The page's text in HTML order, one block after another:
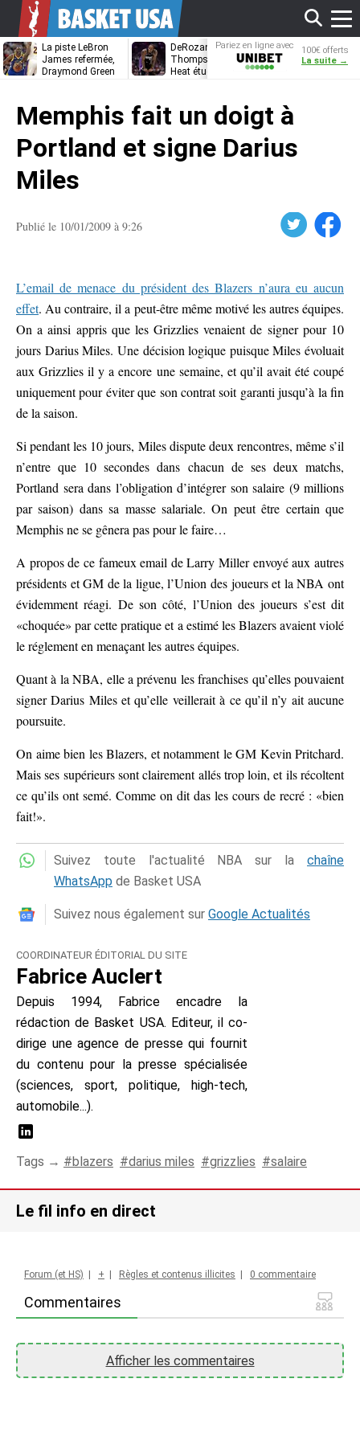
La piste LeBron
James refermée,
Draymond Green
DeRozan, Beal,
Thompson… Le
Heat étudie ses
Kentavious
Caldwell-
Pariez en ligne avec
Unibet
100€ offerts
La suite →
Memphis fait un doigt à
Portland et signe Darius
Miles
Publié le 10/01/2009 à 9:26 Facebook
L’email de menace du président des Blazers n’aura eu aucun
effet. Au contraire, il a peut-être même motivé les autres équipes.
On a ainsi appris que les Grizzlies venaient de signer pour 10
jours Darius Miles. Une décision logique puisque Miles évoluait
aux Grizzlies il y a encore une semaine, et qu’il avait été coupé
uniquement pour éviter que son contrat soit garanti jusqu’à la fin
de la saison.
Si pendant les 10 jours, Miles dispute deux rencontres, même s’il
n’entre que 10 secondes dans chacun de ses deux matchs,
Portland sera dans l’obligation d’intégrer son salaire (9 millions
par saison) dans sa masse salariale. On peut être certain que
Memphis ne se gênera pas pour le faire…
A propos de ce fameux email de Larry Miller envoyé aux autres
présidents et GM de la ligue, l’Union des joueurs et la NBA ont
évidemment réagi. De son côté, l’Union des joueurs s’est dit
«choquée» par cette pratique et a estimé les Blazers avaient violé
le réglement en menaçant les autres équipes.
Quant à la NBA, elle a prévenu les franchises qu’elles pouvaient
signer Darius Miles et qu’elle veillerait à ce qu’il n’y ait aucune
poursuite.
On aime bien les Blazers, et notamment le GM Kevin Pritchard.
Mais ses supérieurs sont clairement allés trop loin, et ils récoltent
ce qu’ils ont semé. Comme on dit das les cours de recré : «bien
fait!».
Suivez toute l'actualité NBA sur la chaîne
WhatsApp de Basket USA
Suivez nous également sur Google Actualités
COORDINATEUR ÉDITORIAL DU SITE
Fabrice Auclert
Depuis 1994, Fabrice encadre la
rédaction de Basket USA. Editeur, il co-
dirige une agence de presse qui fournit
du contenu pour la presse spécialisée
(sciences, sport, politique, high-tech,
automobile...).
Tags → blazers darius miles grizzlies salaire
Le fil info en direct
Commentaires
Forum (et HS) + Règles et contenus illicites 0 commentaire
Afficher les commentaires